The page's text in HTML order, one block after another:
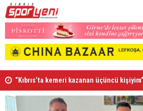
“Kıbrıs’ta kemeri kazanan üçüncü kişiyim”